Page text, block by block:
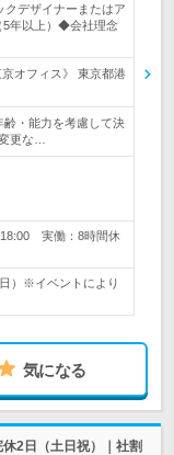
デザイナーまたはア
5年以上）◆会社理念
オフィス》 東京都港
齢・能力を考慮して決
更な…
18:00 実働：8時間休
）※イベントにより
気になる
2日（土日祝）｜社割